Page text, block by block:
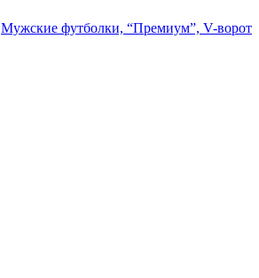
Мужские футболки, “Премиум”, V-ворот